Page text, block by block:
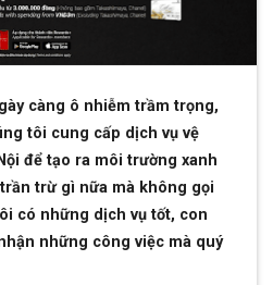
càng ô nhiễm trầm trọng,
tôi cung cấp dịch vụ vệ
để tạo ra môi trường xanh
trừ gì nữa mà không gọi
có những dịch vụ tốt, con
những công việc mà quý